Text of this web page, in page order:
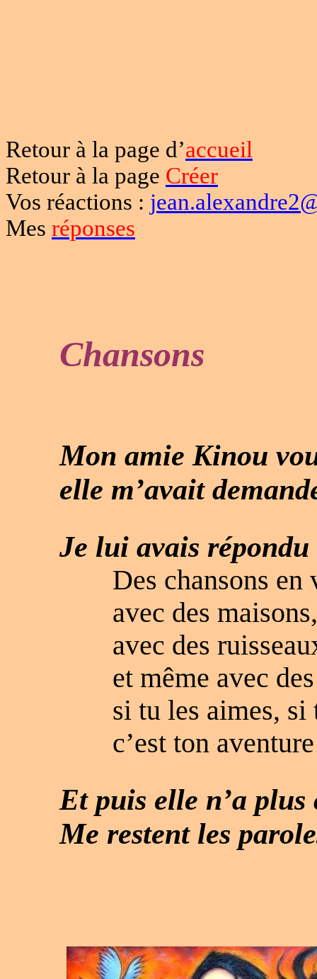
Retour à la page d’accueil
Retour à la page Créer
Vos réactions :
Mes réponses
Chansons
Mon amie Kinou
elle m’avait
Je lui avais
Des chansons
avec des
avec des
et même avec
si tu les aimes, si
c’est ton
Et puis elle n’a
Me restent les